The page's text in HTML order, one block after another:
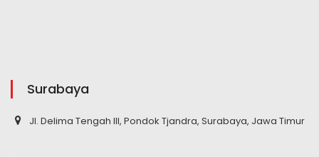
Surabaya
Jl. Delima Tengah III, Pondok Tjandra, Surabaya, Jawa Timur